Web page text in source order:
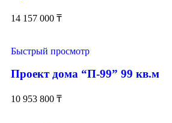
14 157 000 ₸
Быстрый просмотр
Проект дома “П-99” 99 кв.м
10 953 800 ₸